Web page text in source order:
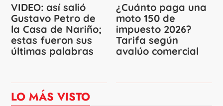
VIDEO: así salió
Gustavo Petro de
la Casa de Nariño;
estas fueron sus
últimas palabras
¿Cuánto paga una
moto 150 de
impuesto 2026?
Tarifa según
avalúo comercial
LO MÁS VISTO